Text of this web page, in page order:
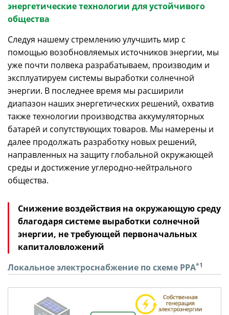
энергетические технологии для устойчивого
общества
Следуя нашему стремлению улучшить мир с
помощью возобновляемых источников энергии, мы
уже почти полвека разрабатываем, производим и
эксплуатируем системы выработки солнечной
энергии. В последнее время мы расширили
диапазон наших энергетических решений, охватив
также технологии производства аккумуляторных
батарей и сопутствующих товаров. Мы намерены и
далее продолжать разработку новых решений,
направленных на защиту глобальной окружающей
среды и достижение углеродно-нейтрального
общества.
Снижение воздействия на окружающую среду
благодаря системе выработки солнечной
энергии, не требующей первоначальных
капиталовложений
Локальное электроснабжение по схеме PPA*1